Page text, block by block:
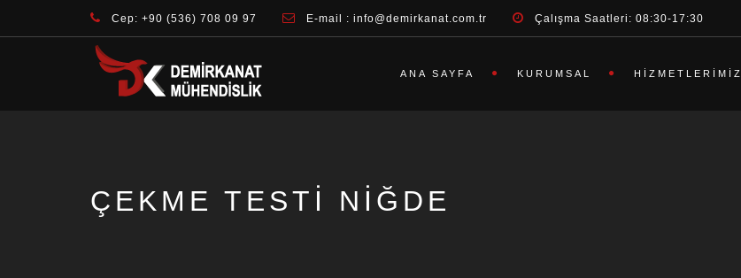
Cep: +90 (536) 708 09 97 E-mail : info@demirkanat.com.tr Çalışma Saatleri: 08:30-17:30
ANA SAYFA KURUMSAL HIZMETLERIMIZ
ÇEKME TESTI NIĞDE